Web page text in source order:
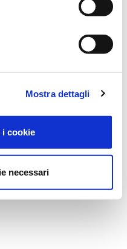
Mostra dettagli
cookie
necessari